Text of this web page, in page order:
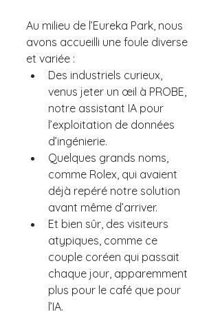
Au milieu de l’Eureka Park, nous
avons accueilli une foule diverse
et variée :
Des industriels curieux,
venus jeter un œil à PROBE,
notre assistant IA pour
l’exploitation de données
d’ingénierie.
Quelques grands noms,
comme Rolex, qui avaient
déjà repéré notre solution
avant même d’arriver.
Et bien sûr, des visiteurs
atypiques, comme ce
couple coréen qui passait
chaque jour, apparemment
plus pour le café que pour
l’IA.